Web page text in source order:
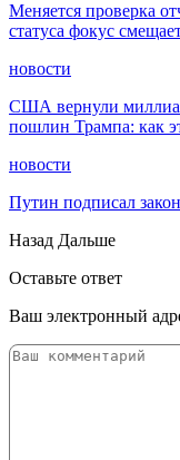
Меняется проверка
статуса фокус
новости
США вернули
пошлин Трампа: как
новости
Путин подписал
Назад Дальше
Оставьте ответ
Ваш электронный